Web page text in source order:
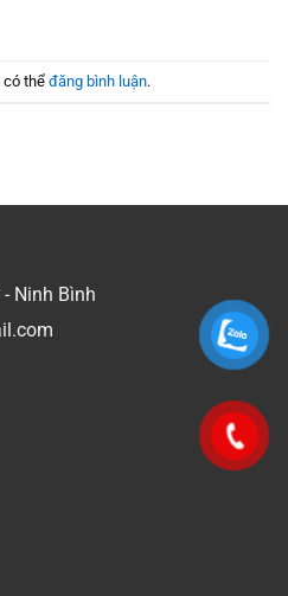
có thể đăng bình luận.
Ninh Bình